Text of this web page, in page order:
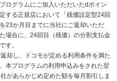
ログラムにご加入いただいたdポイン
する正規店において「残価設定型24回
23か月目までに当社にご返却いただ
場合に、24回目（残価）の分割支払金
す。
却し、ドコモが定める利用条件を満た
本プログラムの利用申込みをされた翌
があらかじめ定めた額を毎月割引しま